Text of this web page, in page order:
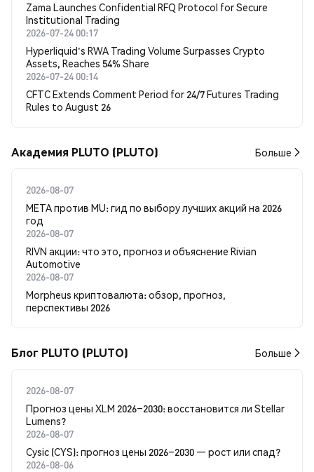
Zama Launches Confidential RFQ Protocol for Secure
Institutional Trading
2026-07-24 00:17
Hyperliquid's RWA Trading Volume Surpasses Crypto
Assets, Reaches 54% Share
2026-07-24 00:14
CFTC Extends Comment Period for 24/7 Futures Trading
Rules to August 26
Академия PLUTO (PLUTO) Больше
2026-08-07
META против MU: гид по выбору лучших акций на 2026
год
2026-08-07
RIVN акции: что это, прогноз и объяснение Rivian
Automotive
2026-08-07
Morpheus криптовалюта: обзор, прогноз,
перспективы 2026
Блог PLUTO (PLUTO) Больше
2026-08-07
Прогноз цены XLM 2026–2030: восстановится ли Stellar
Lumens?
2026-08-07
Cysic (CYS): прогноз цены 2026–2030 — рост или спад?
2026-08-06